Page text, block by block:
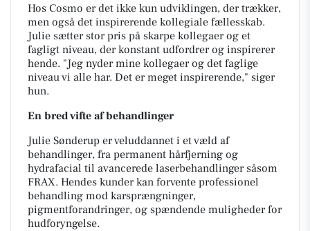
Hos Cosmo er det ikke kun udviklingen, der trækker,
men også det inspirerende kollegiale fællesskab.
Julie sætter stor pris på skarpe kollegaer og et
fagligt niveau, der konstant udfordrer og inspirerer
hende. "Jeg nyder mine kollegaer og det faglige
niveau vi alle har. Det er meget inspirerende," siger
hun.
En bred vifte af behandlinger
Julie Sønderup er veluddannet i et væld af
behandlinger, fra permanent hårfjerning og
hydrafacial til avancerede laserbehandlinger såsom
FRAX. Hendes kunder kan forvente professionel
behandling mod karsprængninger,
pigmentforandringer, og spændende muligheder for
hudforyngelse.